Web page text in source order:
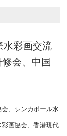
水彩画交流
会、中国
、シンガポール水
画協会、香港現代